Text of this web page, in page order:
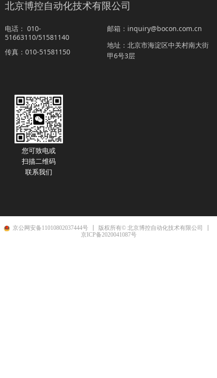
您可致电或
扫描二维码
联系我们
北京博控自动化技术有限公司
电话： 010-
51663110/51581140
传真： 010-51581150
邮箱： inquiry@bocon.com.cn
地址： 北京市海淀区中关村南大街
甲6号3层
京公网安备11010802037444号
版权所有© 北京博控自动化技术有限公司
京ICP备2020041087号